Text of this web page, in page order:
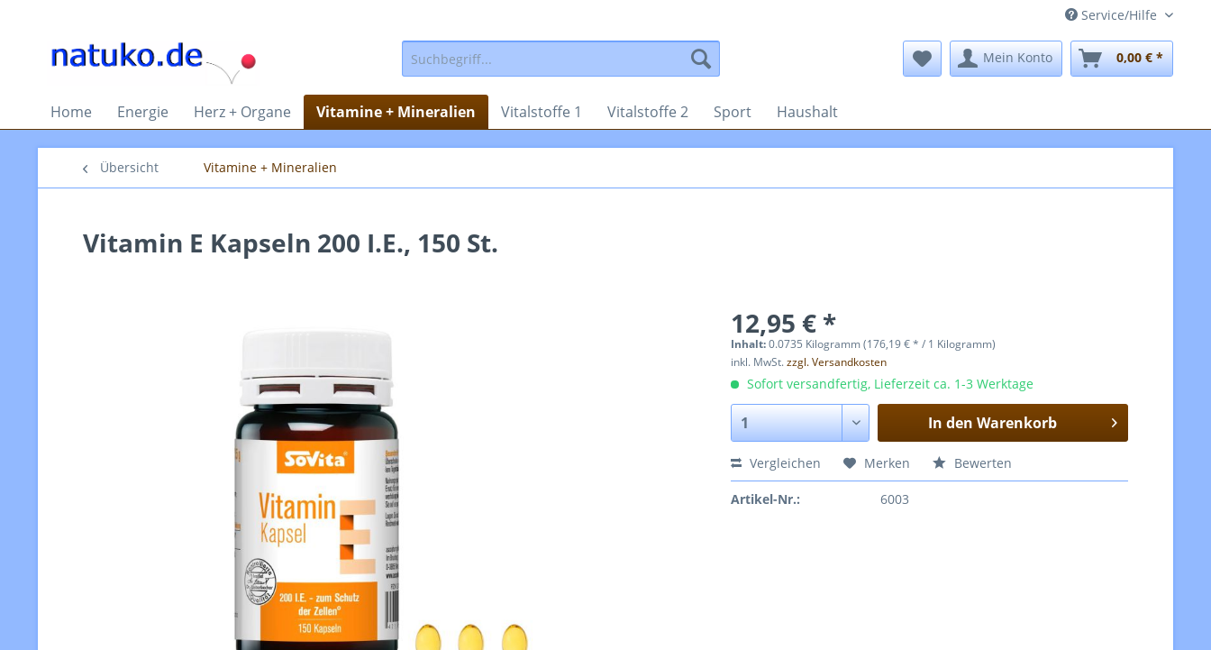
Service/Hilfe
Mein Konto 0,00 € *
Home Energie Herz + Organe Vitamine + Mineralien Vitalstoffe 1 Vitalstoffe 2 Sport Haushalt
Übersicht Vitamine + Mineralien
Vitamin E Kapseln 200 I.E., 150 St.
12,95 € *
Inhalt:0.0735 Kilogramm (176,19 € * / 1 Kilogramm)
inkl. MwSt.zzgl. Versandkosten
Sofort versandfertig, Lieferzeit ca. 1-3 Werktage
In den Warenkorb
Vergleichen Merken Bewerten
Artikel-Nr.: 6003